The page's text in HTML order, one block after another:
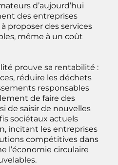
d’aujourd’hui
des entreprises
proposer des services
même à un coût
prouve sa rentabilité :
réduire les déchets
responsables
de faire des
de saisir de nouvelles
sociétaux actuels
incitant les entreprises
compétitives dans
l’économie circulaire